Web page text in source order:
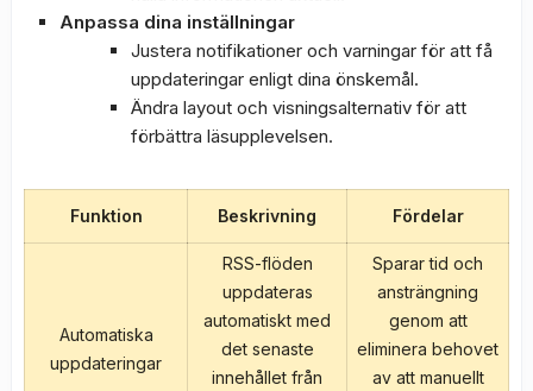
Anpassa dina inställningar
Justera notifikationer och varningar för att få
uppdateringar enligt dina önskemål.
Ändra layout och visningsalternativ för att
förbättra läsupplevelsen.
Funktion Beskrivning Fördelar
Automatiska
uppdateringar
RSS-flöden
uppdateras
automatiskt med
det senaste
innehållet från
Sparar tid och
ansträngning
genom att
eliminera behovet
av att manuellt